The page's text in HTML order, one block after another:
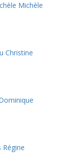
Michèle
Christine